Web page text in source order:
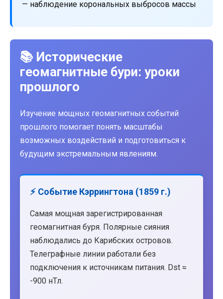
— наблюдение корональных выбросов массы
📚 Исторические
геомагнитные бури: уроки
прошлого
Изучение мощных геомагнитных событий
прошлого помогает понять масштабы
возможных воздействий и подготовиться к
будущим экстремальным явлениям.
⚡ Событие Кэррингтона (1859 г.)
Самая мощная зарегистрированная
геомагнитная буря. Полярные сияния
наблюдались до Карибских островов.
Телеграфные линии работали без
подключения к источникам питания. Dst ≈
-900 нТл.